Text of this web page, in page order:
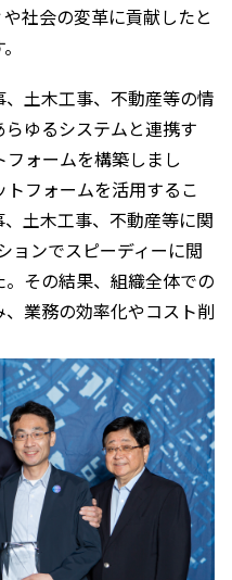
社会の変革に貢献したと
土木工事、不動産等の情
ゆるシステムと連携す
フォームを構築しまし
トフォームを活用するこ
土木工事、不動産等に関
ョンでスピーディーに閲
その結果、組織全体での
業務の効率化やコスト削